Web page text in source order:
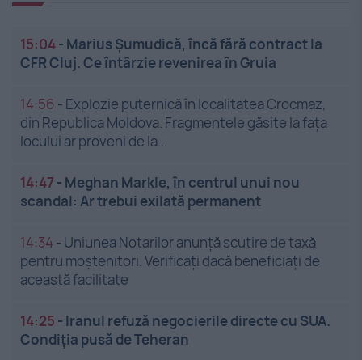
15:04- Marius Șumudică, încă fără contract la
CFR Cluj. Ce întârzie revenirea în Gruia
14:56 - Explozie puternică în localitatea Crocmaz,
din Republica Moldova. Fragmentele găsite la fața
locului ar proveni de la...
14:47 - Meghan Markle, în centrul unui nou
scandal: Ar trebui exilată permanent
14:34 - Uniunea Notarilor anunță scutire de taxă
pentru moștenitori. Verificați dacă beneficiați de
această facilitate
14:25 - Iranul refuză negocierile directe cu SUA.
Condiția pusă de Teheran